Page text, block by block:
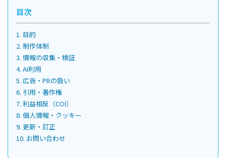
目次
1. 目的
2. 制作体制
3. 情報の収集・検証
4. AI利用
5. 広告・PRの扱い
6. 引用・著作権
7. 利益相反（COI）
8. 個人情報・クッキー
9. 更新・訂正
10. お問い合わせ